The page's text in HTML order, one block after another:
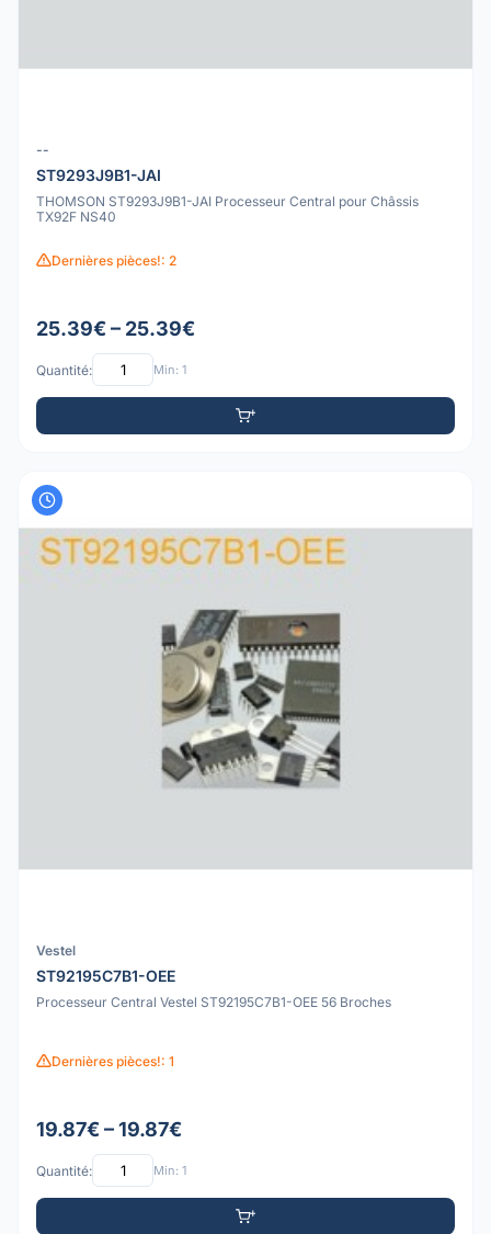
--
ST9293J9B1-JAI
THOMSON ST9293J9B1-JAI Processeur Central pour Châssis
TX92F NS40
Dernières pièces!: 2
25.39€ – 25.39€
Quantité: Min: 1
Vestel
ST92195C7B1-OEE
Processeur Central Vestel ST92195C7B1-OEE 56 Broches
Dernières pièces!: 1
19.87€ – 19.87€
Quantité: Min: 1